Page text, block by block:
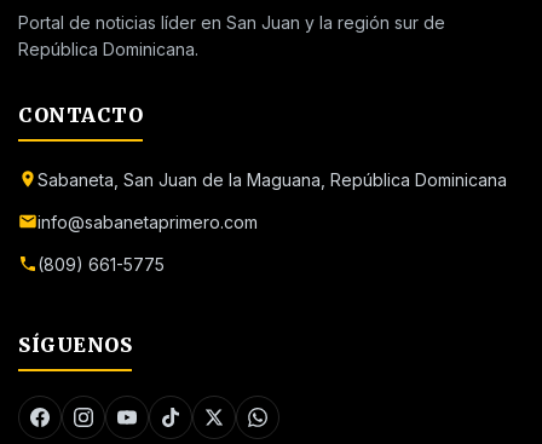
Portal de noticias líder en San Juan y la región sur de
República Dominicana.
CONTACTO
Sabaneta, San Juan de la Maguana, República Dominicana
info@sabanetaprimero.com
(809) 661-5775
SÍGUENOS